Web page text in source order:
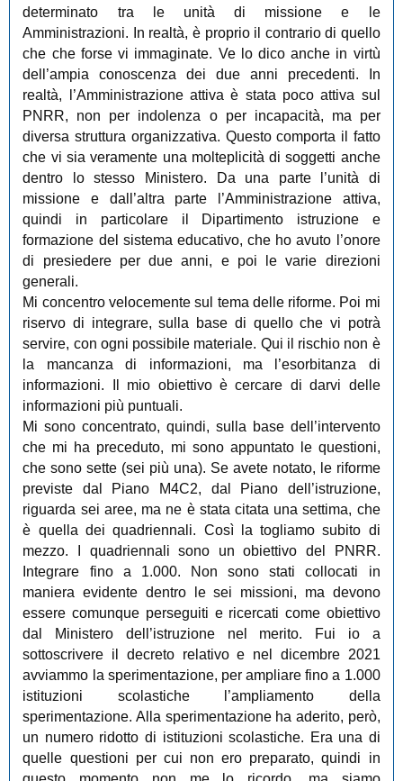
determinato tra le unità di missione e le
Amministrazioni. In realtà, è proprio il contrario di quello
che che forse vi immaginate. Ve lo dico anche in virtù
dell’ampia conoscenza dei due anni precedenti. In
realtà, l’Amministrazione attiva è stata poco attiva sul
PNRR, non per indolenza o per incapacità, ma per
diversa struttura organizzativa. Questo comporta il fatto
che vi sia veramente una molteplicità di soggetti anche
dentro lo stesso Ministero. Da una parte l’unità di
missione e dall’altra parte l’Amministrazione attiva,
quindi in particolare il Dipartimento istruzione e
formazione del sistema educativo, che ho avuto l’onore
di presiedere per due anni, e poi le varie direzioni
generali.
Mi concentro velocemente sul tema delle riforme. Poi mi
riservo di integrare, sulla base di quello che vi potrà
servire, con ogni possibile materiale. Qui il rischio non è
la mancanza di informazioni, ma l’esorbitanza di
informazioni. Il mio obiettivo è cercare di darvi delle
informazioni più puntuali.
Mi sono concentrato, quindi, sulla base dell’intervento
che mi ha preceduto, mi sono appuntato le questioni,
che sono sette (sei più una). Se avete notato, le riforme
previste dal Piano M4C2, dal Piano dell’istruzione,
riguarda sei aree, ma ne è stata citata una settima, che
è quella dei quadriennali. Così la togliamo subito di
mezzo. I quadriennali sono un obiettivo del PNRR.
Integrare fino a 1.000. Non sono stati collocati in
maniera evidente dentro le sei missioni, ma devono
essere comunque perseguiti e ricercati come obiettivo
dal Ministero dell’istruzione nel merito. Fui io a
sottoscrivere il decreto relativo e nel dicembre 2021
avviammo la sperimentazione, per ampliare fino a 1.000
istituzioni scolastiche l’ampliamento della
sperimentazione. Alla sperimentazione ha aderito, però,
un numero ridotto di istituzioni scolastiche. Era una di
quelle questioni per cui non ero preparato, quindi in